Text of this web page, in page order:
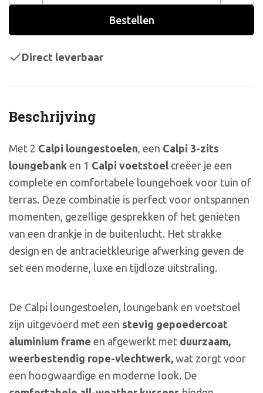
Beschrijving
Met 2 Calpi loungestoelen , een Calpi 3-zits
loungebank en 1 Calpi voetstoel creëer je een
complete en comfortabele loungehoek voor tuin of
terras. Deze combinatie is perfect voor ontspannen
momenten, gezellige gesprekken of het genieten
van een drankje in de buitenlucht. Het strakke
design en de antracietkleurige afwerking geven de
set een moderne, luxe en tijdloze uitstraling.
De Calpi loungestoelen, loungebank en voetstoel
zijn uitgevoerd met een stevig gepoedercoat
aluminium frame en afgewerkt met duurzaam,
weerbestendig rope-vlechtwerk, wat zorgt voor
een hoogwaardige en moderne look. De
Bestellen
Direct leverbaar